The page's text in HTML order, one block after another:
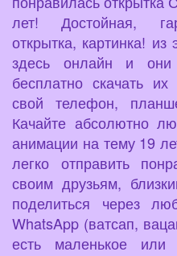
лет! Достойная,
открытка, картинка!
здесь онлайн и
бесплатно скачать
свой телефон,
Качайте абсолютно
анимации на тему 19
легко отправить
своим друзьям,
поделиться через
WhatsApp (ватсап,
есть маленькое